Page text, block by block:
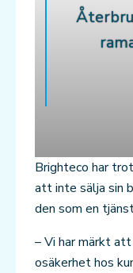
Brighteco har
att inte sälja sin
den som en
– Vi har märkt
osäkerhet hos